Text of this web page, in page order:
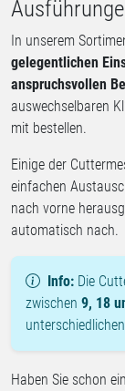
In unserem
gelegentlichen
anspruchsvollen
auswechselbaren
mit bestellen.
Einige der
einfachen
nach vorne
automatisch nach.
Info: Die
zwischen 9, 18
Haben Sie schon